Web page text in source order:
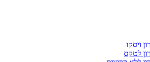
ויסקו
לטקס